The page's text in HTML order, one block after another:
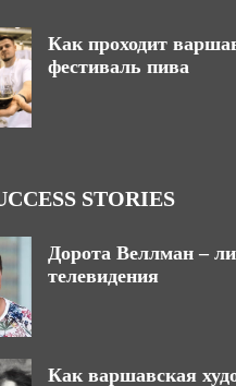
Как проходит
фестиваль пива
STORIES
Дорота Веллман –
телевидения
Как варшавская